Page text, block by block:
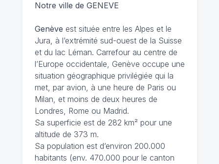
Notre ville de GENEVE
Genève est située entre les Alpes et le
Jura, à l’extrémité sud-ouest de la Suisse
et du lac Léman. Carrefour au centre de
l’Europe occidentale, Genève occupe une
situation géographique privilégiée qui la
met, par avion, à une heure de Paris ou
Milan, et moins de deux heures de
Londres, Rome ou Madrid.
Sa superficie est de 282 km² pour une
altitude de 373 m.
Sa population est d’environ 200.000
habitants (env. 470.000 pour le canton